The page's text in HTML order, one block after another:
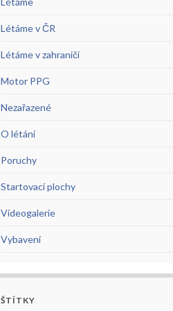
Létáme v ČR
Létáme v zahraničí
Motor PPG
Nezařazené
O létání
Poruchy
Startovací plochy
Videogalerie
Vybavení
ŠTÍTKY